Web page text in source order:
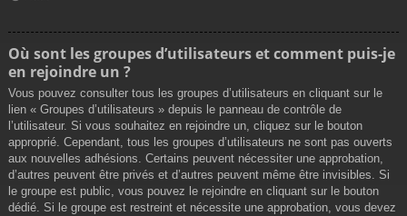
Où sont les groupes d’utilisateurs et comment puis-je
en rejoindre un ?
Vous pouvez consulter tous les groupes d’utilisateurs en cliquant sur le
lien « Groupes d’utilisateurs » depuis le panneau de contrôle de
l’utilisateur. Si vous souhaitez en rejoindre un, cliquez sur le bouton
approprié. Cependant, tous les groupes d’utilisateurs ne sont pas ouverts
aux nouvelles adhésions. Certains peuvent nécessiter une approbation,
d’autres peuvent être privés et d’autres peuvent même être invisibles. Si
le groupe est public, vous pouvez le rejoindre en cliquant sur le bouton
dédié. Si le groupe est restreint et nécessite une approbation, vous devez